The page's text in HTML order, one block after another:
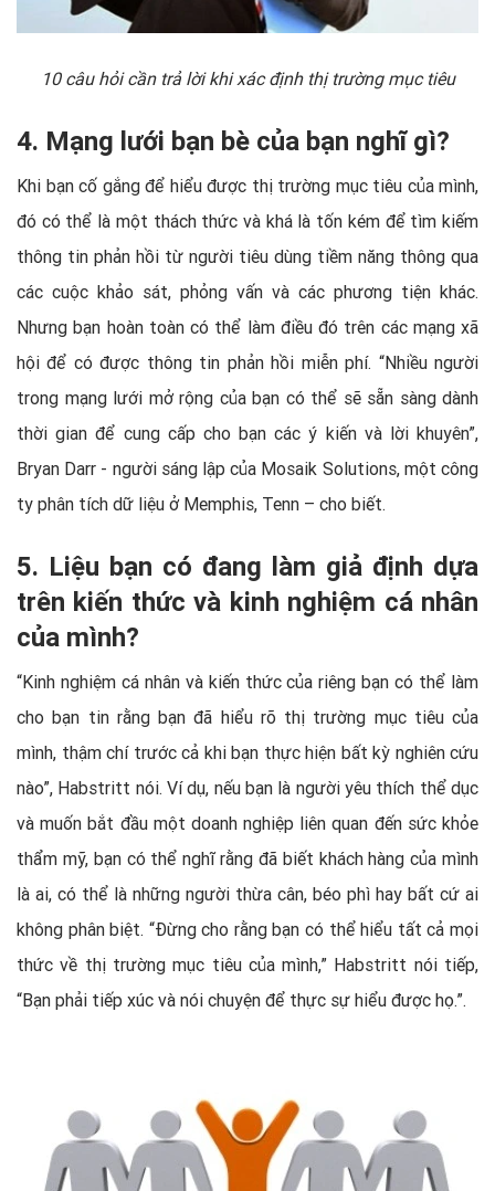
10 câu hỏi cần trả lời khi xác định thị trường mục tiêu
4. Mạng lưới bạn bè của bạn nghĩ gì?
Khi bạn cố gắng để hiểu được thị trường mục tiêu của mình,
đó có thể là một thách thức và khá là tốn kém để tìm kiếm
thông tin phản hồi từ người tiêu dùng tiềm năng thông qua
các cuộc khảo sát, phỏng vấn và các phương tiện khác.
Nhưng bạn hoàn toàn có thể làm điều đó trên các mạng xã
hội để có được thông tin phản hồi miễn phí. “Nhiều người
trong mạng lưới mở rộng của bạn có thể sẽ sẵn sàng dành
thời gian để cung cấp cho bạn các ý kiến và lời khuyên”,
Bryan Darr - người sáng lập của Mosaik Solutions, một công
ty phân tích dữ liệu ở Memphis, Tenn – cho biết.
5. Liệu bạn có đang làm giả định dựa
trên kiến thức và kinh nghiệm cá nhân
của mình?
“Kinh nghiệm cá nhân và kiến thức của riêng bạn có thể làm
cho bạn tin rằng bạn đã hiểu rõ thị trường mục tiêu của
mình, thậm chí trước cả khi bạn thực hiện bất kỳ nghiên cứu
nào”, Habstritt nói. Ví dụ, nếu bạn là người yêu thích thể dục
và muốn bắt đầu một doanh nghiệp liên quan đến sức khỏe
thẩm mỹ, bạn có thể nghĩ rằng đã biết khách hàng của mình
là ai, có thể là những người thừa cân, béo phì hay bất cứ ai
không phân biệt. “Đừng cho rằng bạn có thể hiểu tất cả mọi
thức về thị trường mục tiêu của mình,” Habstritt nói tiếp,
“Bạn phải tiếp xúc và nói chuyện để thực sự hiểu được họ.”.